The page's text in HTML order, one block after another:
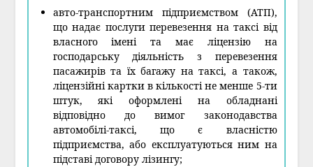
авто-транспортним підприємством (АТП),
що надає послуги перевезення на таксі від
власного імені та має ліцензію на
господарську діяльність з перевезення
пасажирів та їх багажу на таксі, а також,
ліцензійні картки в кількості не менше 5-ти
штук, які оформлені на обладнані
відповідно до вимог законодавства
автомобілі-таксі, що є власністю
підприємства, або експлуатуються ним на
підставі договору лізингу;